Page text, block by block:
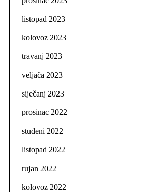
listopad 2023
kolovoz 2023
travanj 2023
veljača 2023
siječanj 2023
prosinac 2022
studeni 2022
listopad 2022
rujan 2022
kolovoz 2022